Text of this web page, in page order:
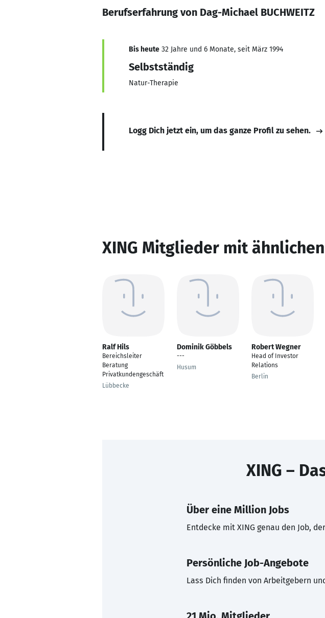
Berufserfahrung von Dag-Michael BUCHWEITZ
Bis heute 32 Jahre und 6 Monate, seit März 1994
Selbstständig
Natur-Therapie
Logg Dich jetzt ein, um das ganze Profil zu sehen.
XING Mitglieder mit
Ralf Hils
Bereichsleiter
Beratung
Privatkundengeschäft
Lübbecke
Dominik Göbbels
---
Husum
Robert Wegner
Head of Investor
Relations
Berlin
XING –
Über eine Million Jobs
Entdecke mit XING genau den Job,
Persönliche Job-Angebote
Lass Dich finden von Arbeitgebern